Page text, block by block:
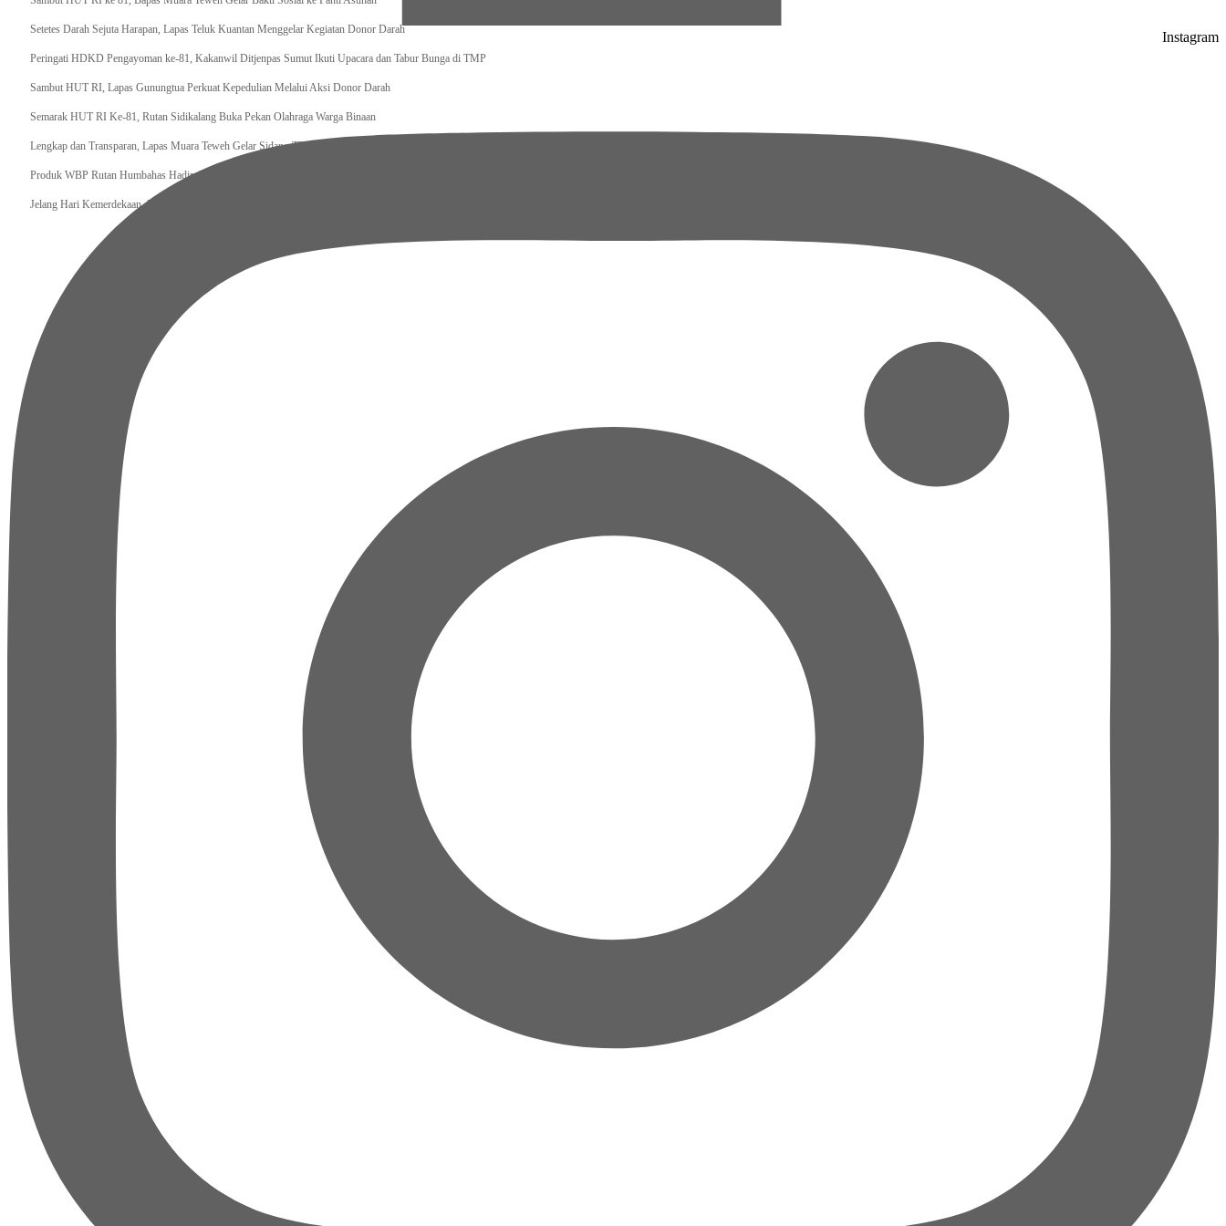
Setetes Darah Sejuta Harapan, Lapas Teluk Kuantan Menggelar Kegiatan Donor Darah
Peringati HDKD Pengayoman ke-81, Kakanwil Ditjenpas Sumut Ikuti Upacara dan Tabur Bunga di TMP
Sambut HUT RI, Lapas Gunungtua Perkuat Kepedulian Melalui Aksi Donor Darah
Semarak HUT RI Ke-81, Rutan Sidikalang Buka Pekan Olahraga Warga Binaan
Lengkap dan Transparan, Lapas Muara Teweh Gelar Sidang TPP Integrasi 16 WBP
Produk WBP Rutan Humbahas Hadir di Kantor Pelayanan Imigrasi, Bukti Pembinaan Semakin Berkualitas
Jelang Hari Kemerdekaan, Lapas Gunungsitoli Perkuat Deteksi Dini
Instagram